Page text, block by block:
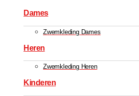
Dames
Zwemkleding Dames
Heren
Zwemkleding Heren
Kinderen